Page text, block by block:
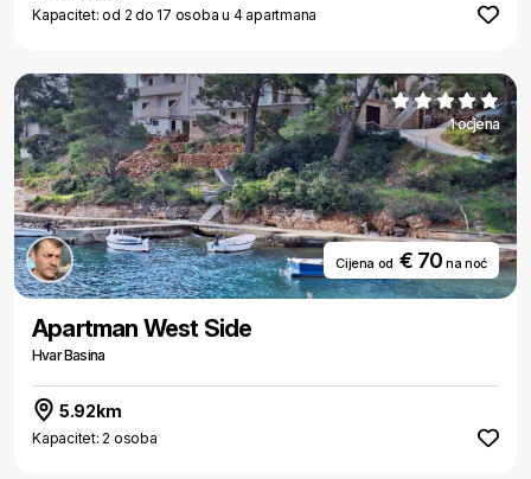
Kapacitet: od 2 do 17 osoba u 4 apartmana
1 ocjena
Cijena od € 70na noć
Apartman West Side
Hvar Basina
5.92km
Kapacitet: 2 osoba